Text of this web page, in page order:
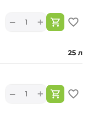
+
−
25 л
+
−